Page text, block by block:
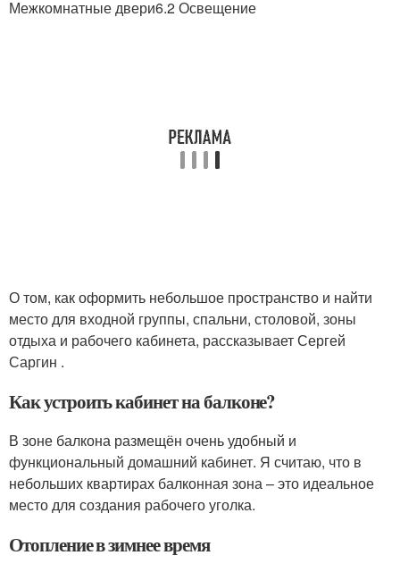
Межкомнатные двери6.2 Освещение
О том, как оформить небольшое пространство и найти
место для входной группы, спальни, столовой, зоны
отдыха и рабочего кабинета, рассказывает Сергей
Саргин .
Как устроить кабинет на балконе?
В зоне балкона размещён очень удобный и
функциональный домашний кабинет. Я считаю, что в
небольших квартирах балконная зона – это идеальное
место для создания рабочего уголка.
Отопление в зимнее время